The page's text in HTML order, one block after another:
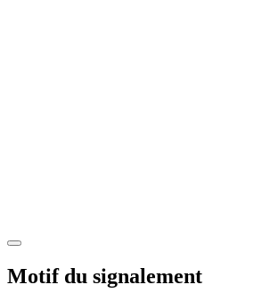
Motif du signalement